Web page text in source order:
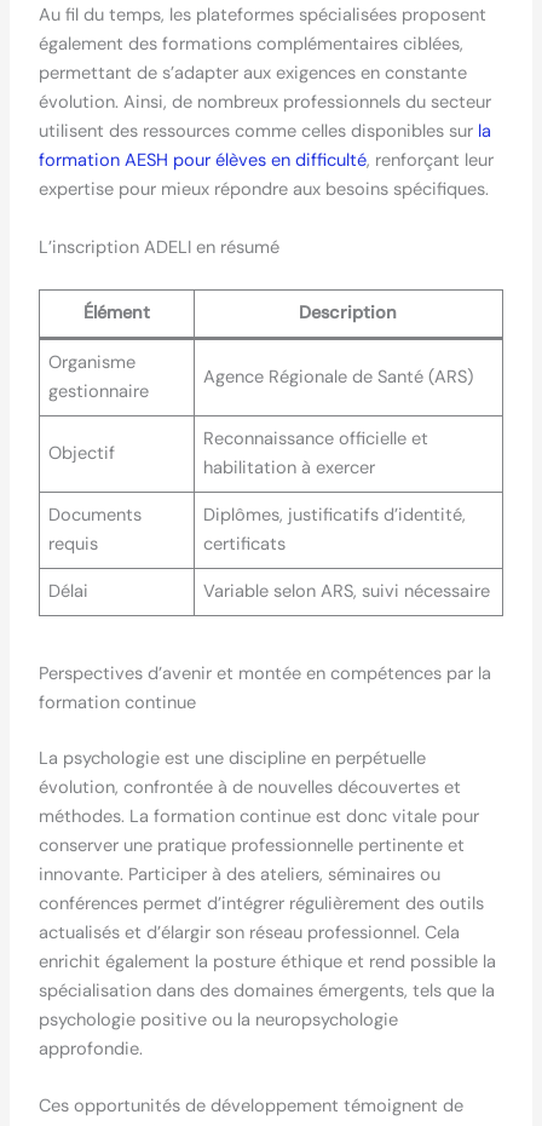
Au fil du temps, les plateformes spécialisées proposent
également des formations complémentaires ciblées,
permettant de s’adapter aux exigences en constante
évolution. Ainsi, de nombreux professionnels du secteur
utilisent des ressources comme celles disponibles sur la
formation AESH pour élèves en difficulté, renforçant leur
expertise pour mieux répondre aux besoins spécifiques.
L’inscription ADELI en résumé
Élément Description
Organisme
gestionnaire
Agence Régionale de Santé (ARS)
Objectif
Reconnaissance officielle et
habilitation à exercer
Documents
requis
Diplômes, justificatifs d’identité,
certificats
Délai Variable selon ARS, suivi nécessaire
Perspectives d’avenir et montée en compétences par la
formation continue
La psychologie est une discipline en perpétuelle
évolution, confrontée à de nouvelles découvertes et
méthodes. La formation continue est donc vitale pour
conserver une pratique professionnelle pertinente et
innovante. Participer à des ateliers, séminaires ou
conférences permet d’intégrer régulièrement des outils
actualisés et d’élargir son réseau professionnel. Cela
enrichit également la posture éthique et rend possible la
spécialisation dans des domaines émergents, tels que la
psychologie positive ou la neuropsychologie
approfondie.
Ces opportunités de développement témoignent de